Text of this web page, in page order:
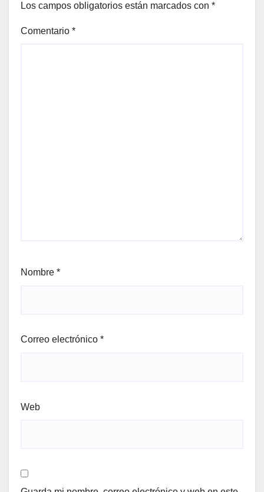
Los campos obligatorios están marcados con *
Comentario *
Nombre *
Correo electrónico *
Web